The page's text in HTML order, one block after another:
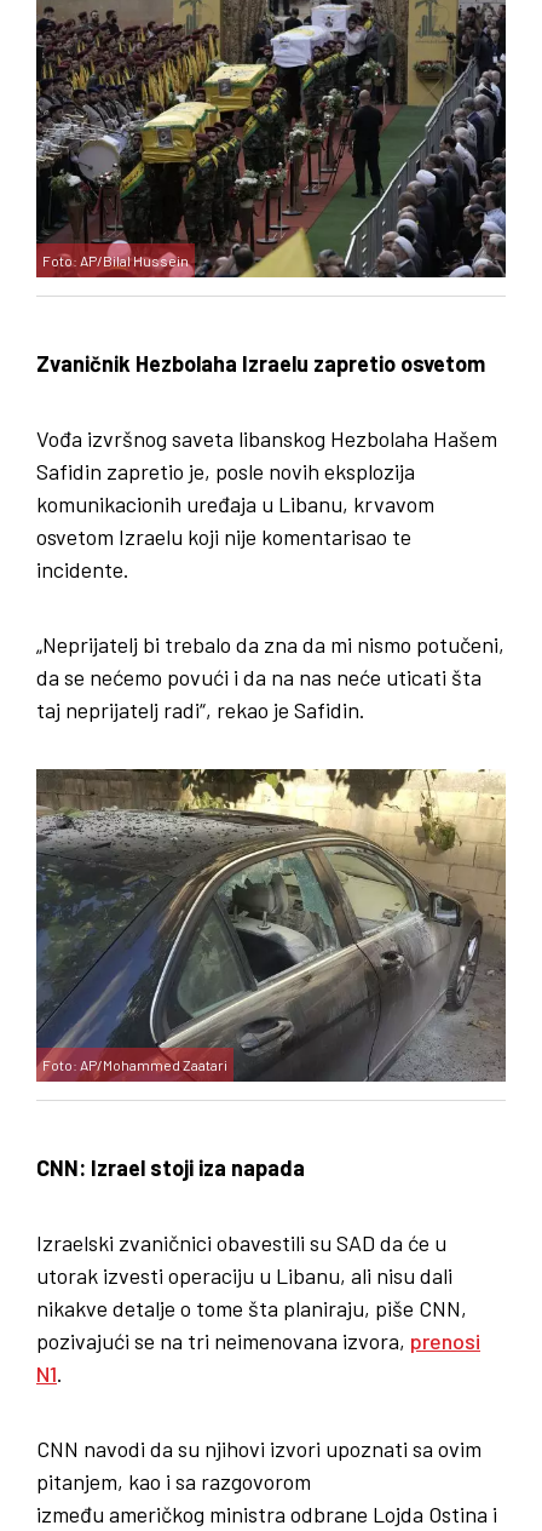
Foto: AP/Bilal Hussein
Zvaničnik Hezbolaha Izraelu zapretio osvetom
Vođa izvršnog saveta libanskog Hezbolaha Hašem
Safidin zapretio je, posle novih eksplozija
komunikacionih uređaja u Libanu, krvavom
osvetom Izraelu koji nije komentarisao te
incidente.
„Neprijatelj bi trebalo da zna da mi nismo potučeni,
da se nećemo povući i da na nas neće uticati šta
taj neprijatelj radi“, rekao je Safidin.
Foto: AP/Mohammed Zaatari
CNN: Izrael stoji iza napada
Izraelski zvaničnici obavestili su SAD da će u
utorak izvesti operaciju u Libanu, ali nisu dali
nikakve detalje o tome šta planiraju, piše CNN,
pozivajući se na tri neimenovana izvora, prenosi
N1.
CNN navodi da su njihovi izvori upoznati sa ovim
pitanjem, kao i sa razgovorom
između američkog ministra odbrane Lojda Ostina i